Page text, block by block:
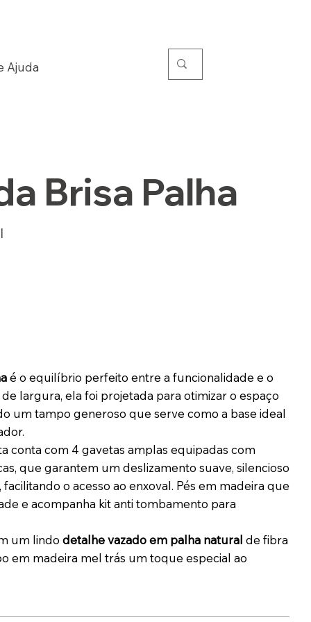
Ajuda
Brisa Palha
é o equilíbrio perfeito entre a funcionalidade e o
largura, ela foi projetada para otimizar o espaço
um tampo generoso que serve como a base ideal
conta com 4 gavetas amplas equipadas com
que garantem um deslizamento suave, silencioso
o acesso ao enxoval. Pés em madeira que
e acompanha kit anti tombamento para
um lindo detalhe vazado em palha naturalde fibra
em madeira mel trás um toque especial ao